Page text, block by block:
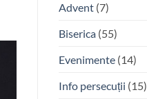
Advent(7)
Biserica(55)
Evenimente(14)
Info persecuții (15)